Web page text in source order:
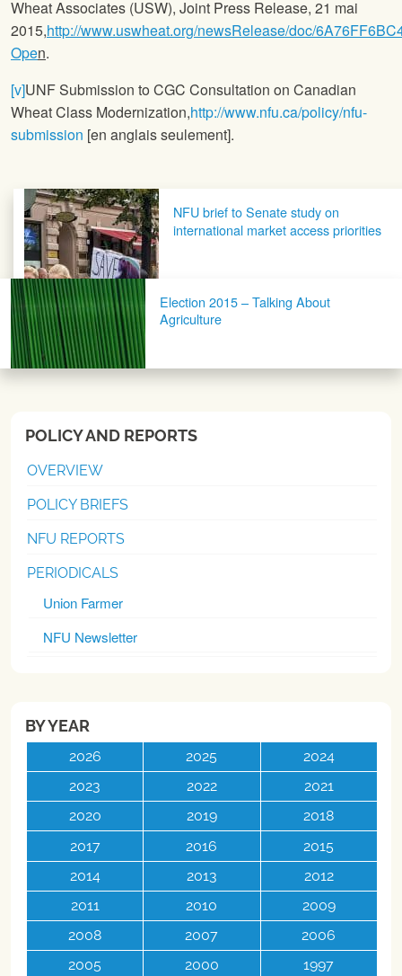
Wheat Associates (USW), Joint Press Release, 21 mai
2015,http://www.uswheat.org/newsRelease/doc/
Open.
[v]UNF Submission to CGC Consultation on Canadian
Wheat Class Modernization,http://www.nfu.ca/policy/nfu-
submission [en anglais seulement].
Post navigationNFU brief to Senate study on
international market access priorities
Election 2015 – Talking About
Agriculture
POLICY AND REPORTS
OVERVIEW
POLICY BRIEFS
NFU REPORTS
PERIODICALS
Union Farmer
NFU Newsletter
BY YEAR
2026 2025
2024
2023
2022
2021
2020
2019
2018
2017
2016
2015
2014
2013
2012
2011
2010
2009
2008
2007
2006
2005
2000 1997